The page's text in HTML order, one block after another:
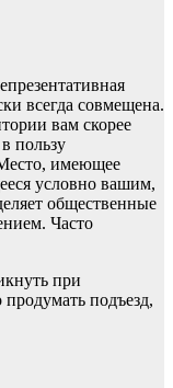
всегда совмещена.
вам скорее
пользу
имеющее
условно вашим,
общественные
Часто
при
продумать подъезд,